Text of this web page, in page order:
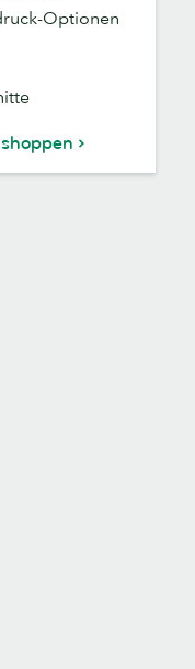
Optionen